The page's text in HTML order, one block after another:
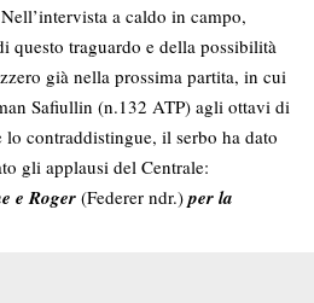
a caldo in campo,
questo traguardo e della possibilità
già nella prossima partita, in cui
Safiullin (n.132 ATP) agli ottavi di
contraddistingue, il serbo ha dato
gli applausi del Centrale:
e Roger (Federer ndr.) per la